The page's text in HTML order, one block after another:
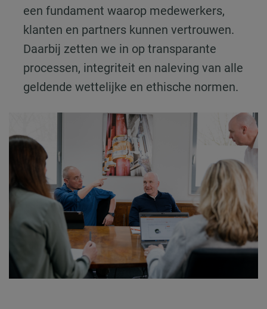
een fundament waarop medewerkers,
klanten en partners kunnen vertrouwen.
Daarbij zetten we in op transparante
processen, integriteit en naleving van alle
geldende wettelijke en ethische normen.